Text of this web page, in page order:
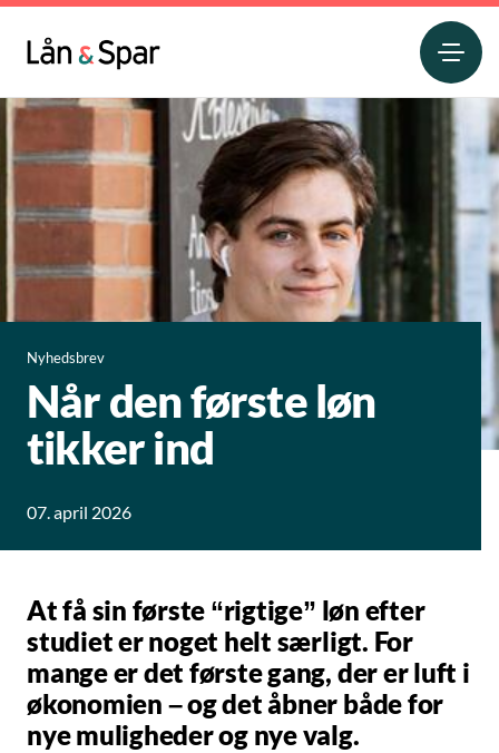
Nyhedsbrev
Når den første løn
tikker ind
07. april 2026
At få sin første “rigtige” løn efter
studiet er noget helt særligt. For
mange er det første gang, der er luft i
økonomien – og det åbner både for
nye muligheder og nye valg.